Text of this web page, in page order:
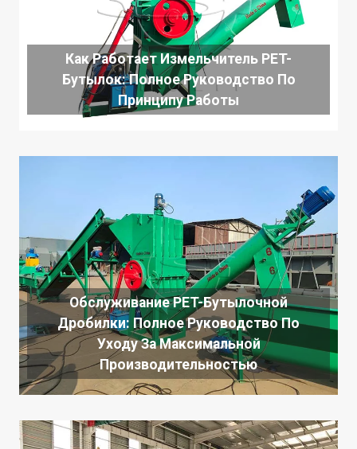
Как Работает Измельчитель PET-
Бутылок: Полное Руководство По
Принципу Работы
Обслуживание PET-Бутылочной
Дробилки: Полное Руководство По
Уходу За Максимальной
Производительностью